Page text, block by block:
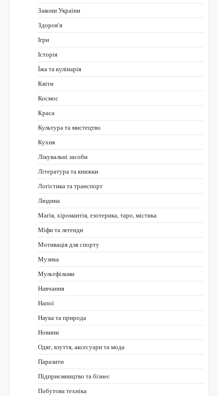
Закони України
Здоров'я
Ігри
Історія
Їжа та кулінарія
Квіти
Космос
Краса
Культура та мистецтво
Кухня
Лікувальні засоби
Література та книжки
Логістика та транспорт
Людина
Магія, хіромантія, езотерика, таро, містика
Міфи та легенди
Мотивація для спорту
Музика
Мультфільми
Навчання
Напої
Наука та природа
Новини
Одяг, взуття, аксесуари та мода
Паразити
Підприємництво та бізнес
Побутова техніка